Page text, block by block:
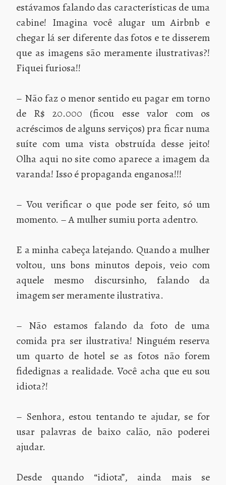
estávamos falando das características de uma
cabine! Imagina você alugar um Airbnb e
chegar lá ser diferente das fotos e te disserem
que as imagens são meramente ilustrativas?!
Fiquei furiosa!!
– Não faz o menor sentido eu pagar em torno
de R$ 20.000 (ficou esse valor com os
acréscimos de alguns serviços) pra ficar numa
suíte com uma vista obstruída desse jeito!
Olha aqui no site como aparece a imagem da
varanda! Isso é propaganda enganosa!!!
– Vou verificar o que pode ser feito, só um
momento. – A mulher sumiu porta adentro.
E a minha cabeça latejando. Quando a mulher
voltou, uns bons minutos depois, veio com
aquele mesmo discursinho, falando da
imagem ser meramente ilustrativa.
– Não estamos falando da foto de uma
comida pra ser ilustrativa! Ninguém reserva
um quarto de hotel se as fotos não forem
fidedignas a realidade. Você acha que eu sou
idiota?!
– Senhora, estou tentando te ajudar, se for
usar palavras de baixo calão, não poderei
ajudar.
Desde quando “idiota”, ainda mais se